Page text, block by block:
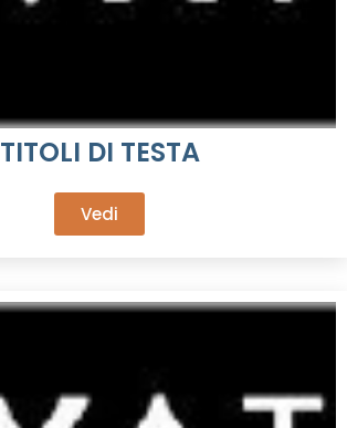
TITOLI DI TESTA
Vedi